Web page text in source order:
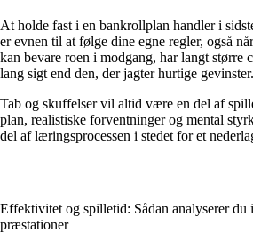
At holde fast i en bankrollplan handler i
er evnen til at følge dine egne regler, også
kan bevare roen i modgang, har langt større
lang sigt end den, der jagter hurtige gevinster.
Tab og skuffelser vil altid være en del af
plan, realistiske forventninger og mental
del af læringsprocessen i stedet for et
Effektivitet og spilletid: Sådan analyserer du
præstationer